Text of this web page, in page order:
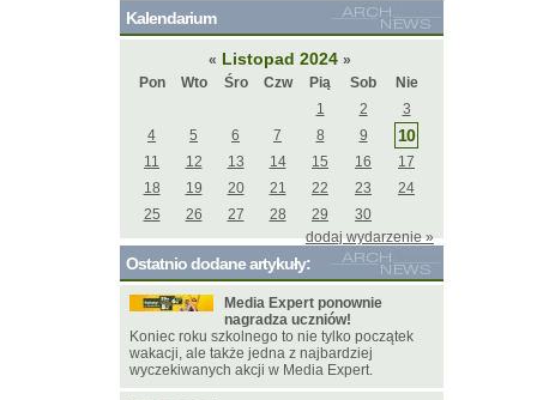
Kalendarium
« Listopad 2024 »
Pon
Wto Śro Czw Pią Sob
Nie
1
2
3
4
5 6 7 8 9 10
11 12 13 14 15 16
17
18
19 20 21 22 23
24
25
26 27 28 29
30
dodaj wydarzenie »
Ostatnio dodane artykuły:
Media Expert ponownie
nagradza uczniów!
Koniec roku szkolnego to nie tylko początek
wakacji, ale także jedna z najbardziej
wyczekiwanych akcji w Media Expert.